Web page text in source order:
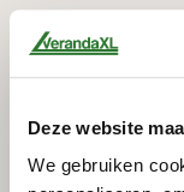
Deze website
We gebruiken